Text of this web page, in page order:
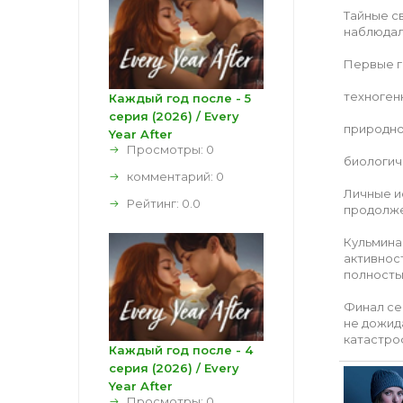
Тайные
Первые
Личные
Финал
не
Каждый год после - 5
серия (2026) / Every
Year After
Просмотры: 0
комментарий: 0
Рейтинг: 0.0
Каждый год после - 4
серия (2026) / Every
Year After